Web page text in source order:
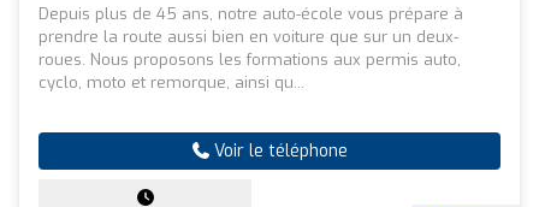
Depuis plus de 45 ans, notre auto-école vous prépare à
prendre la route aussi bien en voiture que sur un deux-
roues. Nous proposons les formations aux permis auto,
cyclo, moto et remorque, ainsi qu...
Voir le téléphone